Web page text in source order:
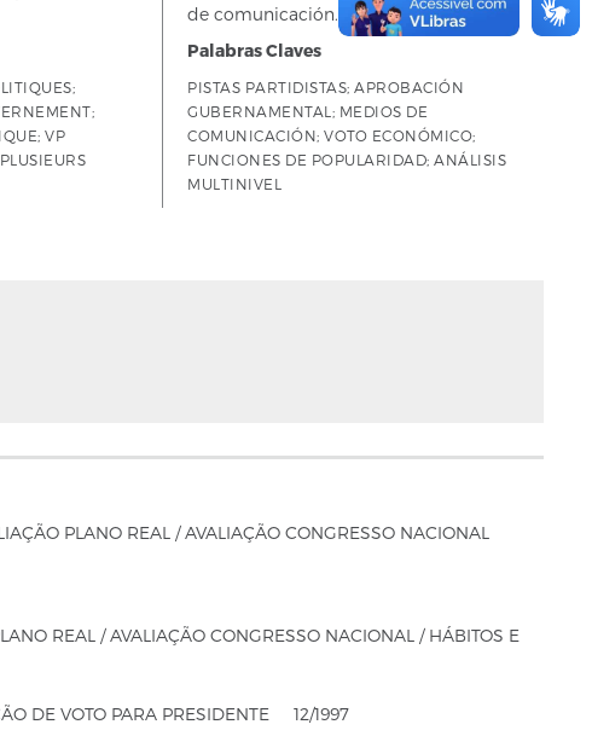
VP
de comunicación.
Palabras Claves
PISTAS PARTIDISTAS; APROBACIÓN
GUBERNAMENTAL; MEDIOS DE
COMUNICACIÓN; VOTO ECONÓMICO;
FUNCIONES DE POPULARIDAD; ANÁLISIS
MULTINIVEL
PLANO REAL / AVALIAÇÃO CONGRESSO NACIONAL
REAL / AVALIAÇÃO CONGRESSO NACIONAL / HÁBITOS E
DE VOTO PARA PRESIDENTE 12/1997